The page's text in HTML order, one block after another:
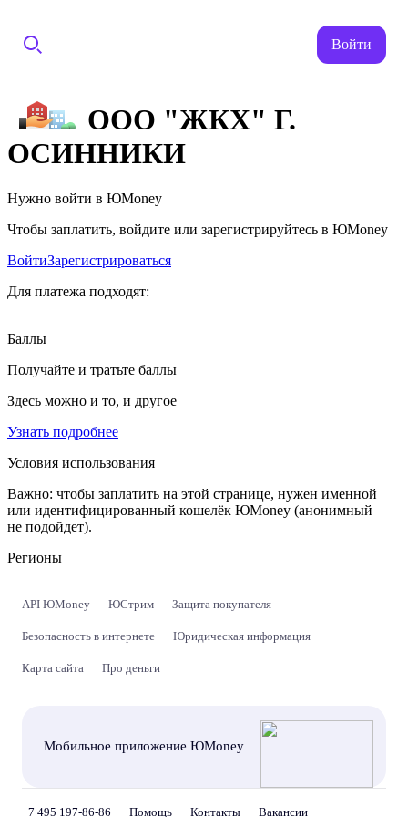
Войти
ООО "ЖКХ" Г.
ОСИННИКИ
Нужно войти в ЮMoney
Чтобы заплатить, войдите или зарегистрируйтесь в ЮMoney
ВойтиЗарегистрироваться
Для платежа подходят:
Баллы
Получайте и тратьте баллы
Здесь можно и то, и другое
Узнать подробнее
Условия использования
Важно: чтобы заплатить на этой странице, нужен именной
или идентифицированный кошелёк ЮMoney (анонимный
не подойдет).
Регионы
API ЮMoney ЮСтрим Защита покупателя
Безопасность в интернете Юридическая информация
Карта сайта Про деньги
Мобильное приложение ЮMoney
+7 495 197-86-86 Помощь Контакты Вакансии